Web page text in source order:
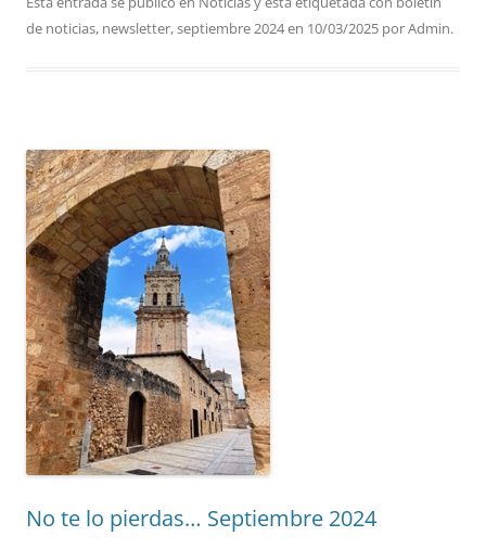
de noticias, newsletter,septiembre 2024en 10/03/2025 porAdmin.
No te lo pierdas… Septiembre 2024